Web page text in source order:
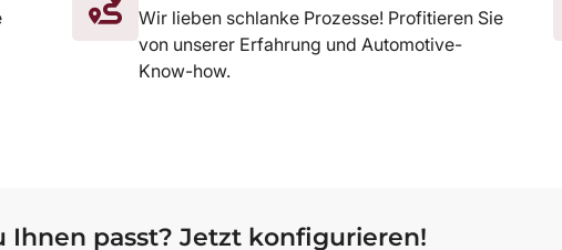
Wir lieben schlanke Prozesse! Profitieren Sie
von unserer Erfahrung und Automotive-
Know-how.
Ihnen passt? Jetzt konfigurieren!